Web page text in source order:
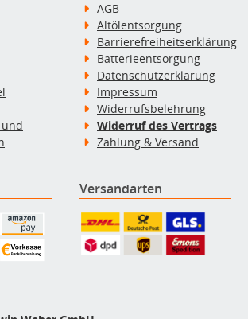
AGB
Altölentsorgung
Barrierefreiheitserklärung
Batterieentsorgung
Datenschutzerklärung
Impressum
Widerrufsbelehrung
Widerruf des Vertrags
Zahlung & Versand
Versandarten